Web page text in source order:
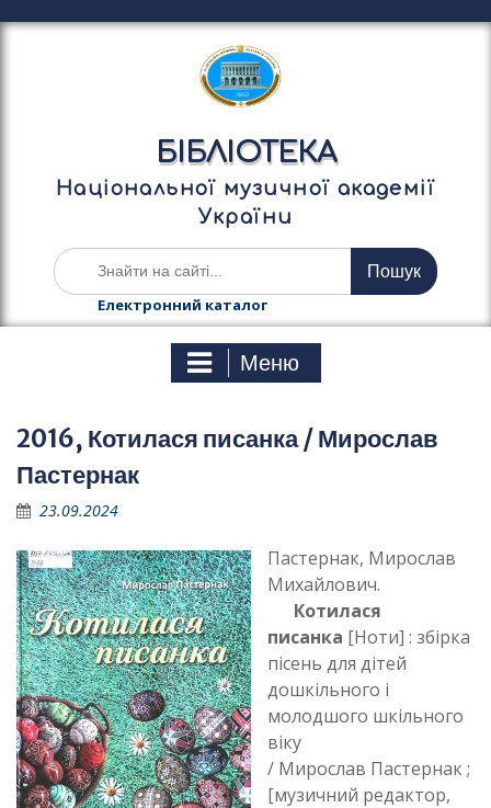
е
у
БІБЛІОТЕКА
Національної музичної академії
України
Ш
у
а
Електронний каталог
Меню
2016, Котилася писанка / Мирослав
Пастернак
23.09.2024
Пастернак, Мирослав
Михайлович.
Котилася
писанка [Ноти] : збірка
пісень для дітей
дошкільного і
молодшого шкільного
віку
/ Мирослав Пастернак ;
[музичний редактор,